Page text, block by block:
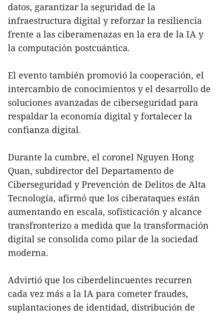
datos, garantizar la seguridad de la
infraestructura digital y reforzar la resiliencia
frente a las ciberamenazas en la era de la IA y
la computación postcuántica.
El evento también promovió la cooperación, el
intercambio de conocimientos y el desarrollo de
soluciones avanzadas de ciberseguridad para
respaldar la economía digital y fortalecer la
confianza digital.
Durante la cumbre, el coronel Nguyen Hong
Quan, subdirector del Departamento de
Ciberseguridad y Prevención de Delitos de Alta
Tecnología, afirmó que los ciberataques están
aumentando en escala, sofisticación y alcance
transfronterizo a medida que la transformación
digital se consolida como pilar de la sociedad
moderna.
Advirtió que los ciberdelincuentes recurren
cada vez más a la IA para cometer fraudes,
suplantaciones de identidad, distribución de